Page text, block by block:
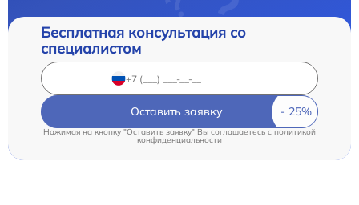
Бесплатная консультация со
специалистом
Оставить заявку
Нажимая на кнопку "Оставить заявку" Вы соглашаетесь cполитикой
конфиденциальности